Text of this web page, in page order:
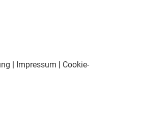
| Impressum | Cookie-